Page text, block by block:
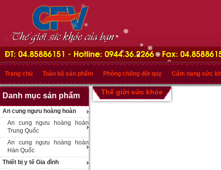
Trang chủ Toàn bộ sản phẩm Phòng chống đột quỵ Cẩm nang sức
Danh mục sản phẩm
An cung ngưu hoàng hoàn
An cung ngưu hoàng hoàn
Trung Quốc
An cung ngưu hoàng hoàn
Hàn Quốc
Thiết bị y tế Gia đình
Thế giới sức khỏe